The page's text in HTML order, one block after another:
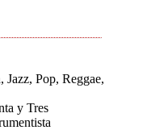
Pop, Reggae,
y Tres